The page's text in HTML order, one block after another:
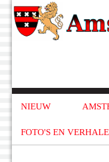
NIEUW
FOTO'S EN